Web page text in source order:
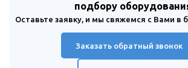
подбору
Оставьте заявку, и мы свяжемся с Вами в
Заказать обратный звонок